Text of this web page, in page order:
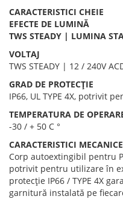
CARACTERISTICI CHEIE
EFECTE DE LUMINĂ
TWS STEADY | LUMINA
VOLTAJ
TWS STEADY | 12 / 240V
GRAD DE PROTECȚIE
IP66, UL TYPE 4X, potrivit
TEMPERATURA DE
-30 / + 50 C °
CARACTERISTICI MECANICE
Corp autoextingibil pentru
potrivit pentru utilizare în
protecție IP66 / TYPE 4X
garnitură instalată pe